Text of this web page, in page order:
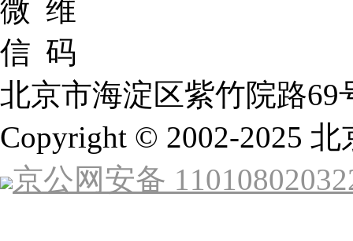
北京市海淀区紫竹院路69
Copyright © 2002-2025
京公网安备